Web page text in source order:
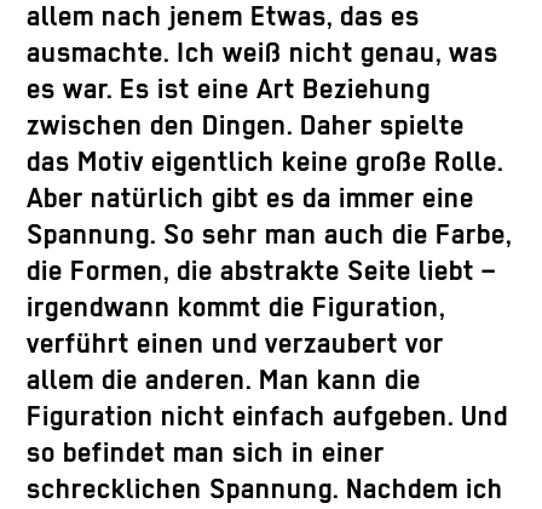
allem nach jenem Etwas, das es
ausmachte. Ich weiß nicht genau, was
es war. Es ist eine Art Beziehung
zwischen den Dingen. Daher spielte
das Motiv eigentlich keine große Rolle.
Aber natürlich gibt es da immer eine
Spannung. So sehr man auch die Farbe,
die Formen, die abstrakte Seite liebt –
irgendwann kommt die Figuration,
verführt einen und verzaubert vor
allem die anderen. Man kann die
Figuration nicht einfach aufgeben. Und
so befindet man sich in einer
schrecklichen Spannung. Nachdem ich